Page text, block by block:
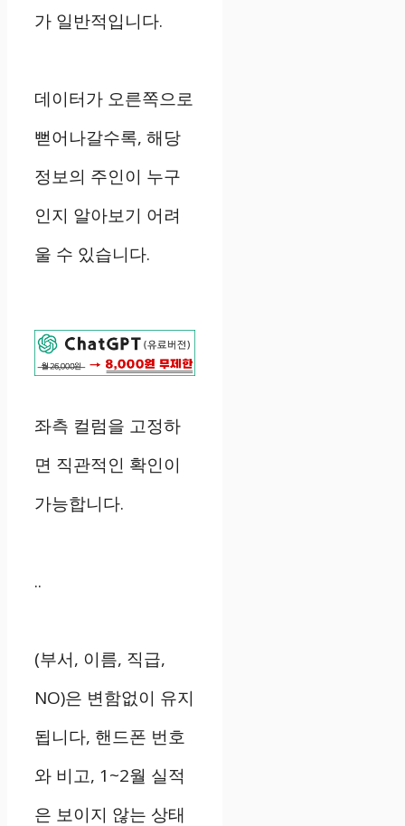
가 일반적입니다.
데이터가 오른쪽으로
뻗어나갈수록, 해당
정보의 주인이 누구
인지 알아보기 어려
울 수 있습니다.
좌측 컬럼을 고정하
면 직관적인 확인이
가능합니다.
..
(부서, 이름, 직급,
NO)은 변함없이 유지
됩니다, 핸드폰 번호
와 비고, 1~2월 실적
은 보이지 않는 상태